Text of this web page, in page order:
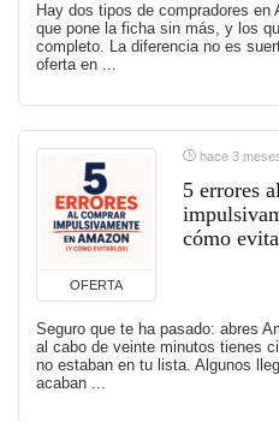
Hay dos tipos de compradores
que pone la ficha sin más, y los
completo. La diferencia no es
oferta en ...
OFERTA
hace 3
5 errores
cómo
Seguro que te ha pasado: abres
al cabo de veinte minutos tienes
no estaban en tu lista. Algunos
acaban ...